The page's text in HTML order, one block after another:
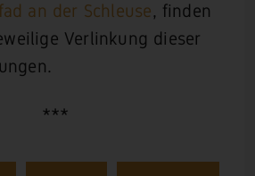
an der Schleuse, finden
Verlinkung dieser
***